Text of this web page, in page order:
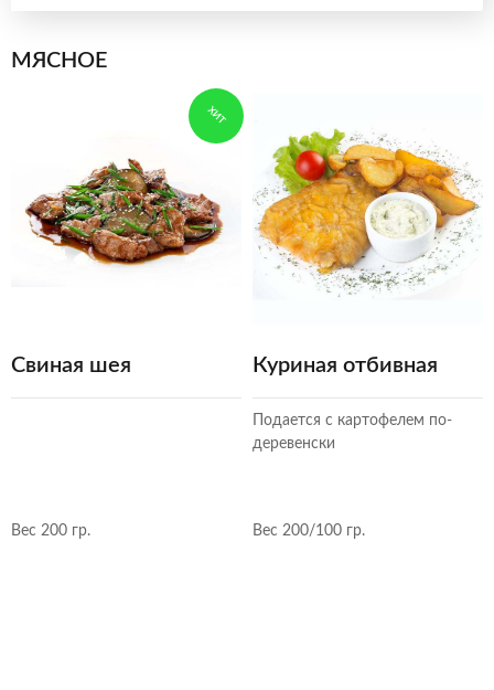
МЯСНОЕ
ХИТ
Свиная шея
Вес 200 гр.
Куриная отбивная
Подается с картофелем по-
деревенски
Вес 200/100 гр.